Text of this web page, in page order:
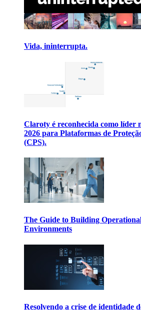
Vida, ininterrupta.
Claroty é reconhecida como
2026 para Plataformas de
(CPS).
The Guide to Building
Environments
Resolvendo a crise de identidade